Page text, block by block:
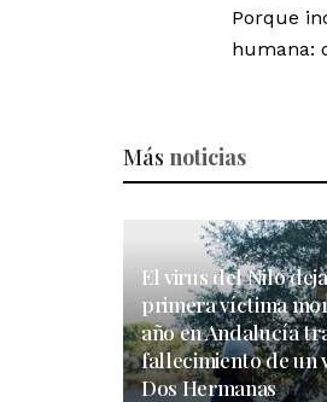
Porque
humana:
Más noticias
El virus del Nilo
primera víctima
año en Andalucía
fallecimiento de un
Dos Hermanas